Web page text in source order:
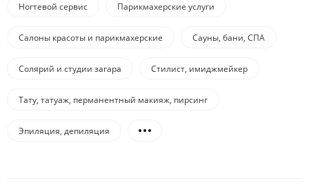
Ногтевой сервис Парикмахерские услуги
Салоны красоты и парикмахерские Сауны, бани, СПА
Солярий и студии загара Стилист, имиджмейкер
Тату, татуаж, перманентный макияж, пирсинг
Эпиляция, депиляция